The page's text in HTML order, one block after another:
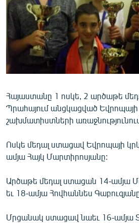
ՄԻՋԱԶԳԱՅԻՆ
ՄՇԱԿՈՒՅԹ
ՍՊՈՐՏ
ՄԵԿՆԱԲԱՆՈՒԹՅՈՒՆ
ԿՈՐՈՆԱՎԻՐՈՒՍ
ԱՐԽԻՎ
ԲԱՆԱՎԵՃ
ՓՈԴՔԱՍԹ
Հայերեն
Հայաստանը 1 ոսկե, 2 արծաթե
Պրահայում անցկացված
շախմատիստների
Ոսկե մեդալ ստացավ Եվրոպայի
ամյա Հայկ Մարտիրոսյանը:
Արծաթե մեդալ ստացան 14-ամյա
եւ 18-ամյա Հովհաննես
Մրցանակ ստացավ նաեւ 16-ամյա